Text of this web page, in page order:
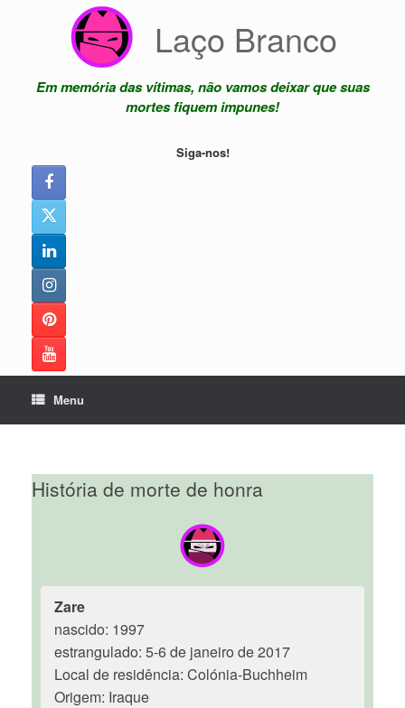
Laço Branco
Em memória das vítimas, não vamos deixar que suas
mortes fiquem impunes!
Siga-nos!
Menu
História de morte de honra
Zare
nascido: 1997
estrangulado: 5-6 de janeiro de 2017
Local de residência: Colónia-Buchheim
Origem: Iraque